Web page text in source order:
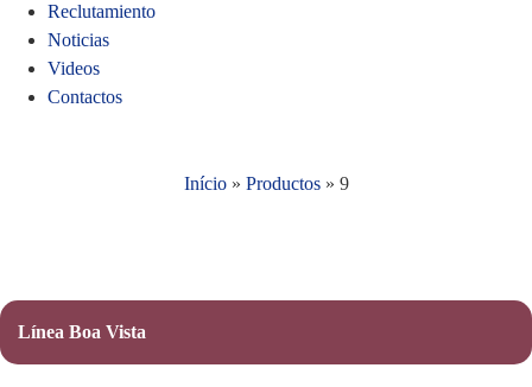
Reclutamiento
Noticias
Videos
Contactos
Início» Productos» 9
Línea Boa Vista